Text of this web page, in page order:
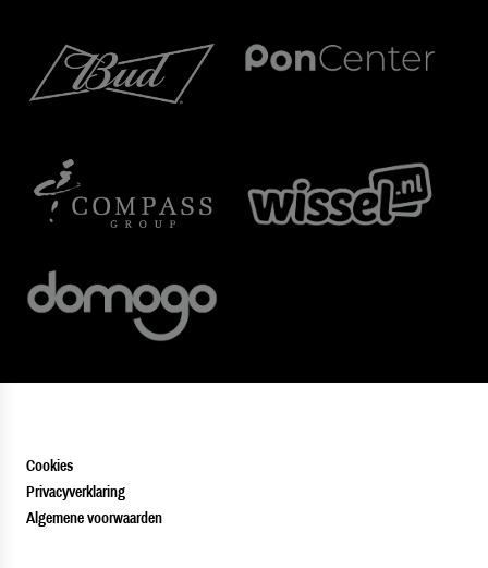
Cookies
Privacyverklaring
Algemene voorwaarden